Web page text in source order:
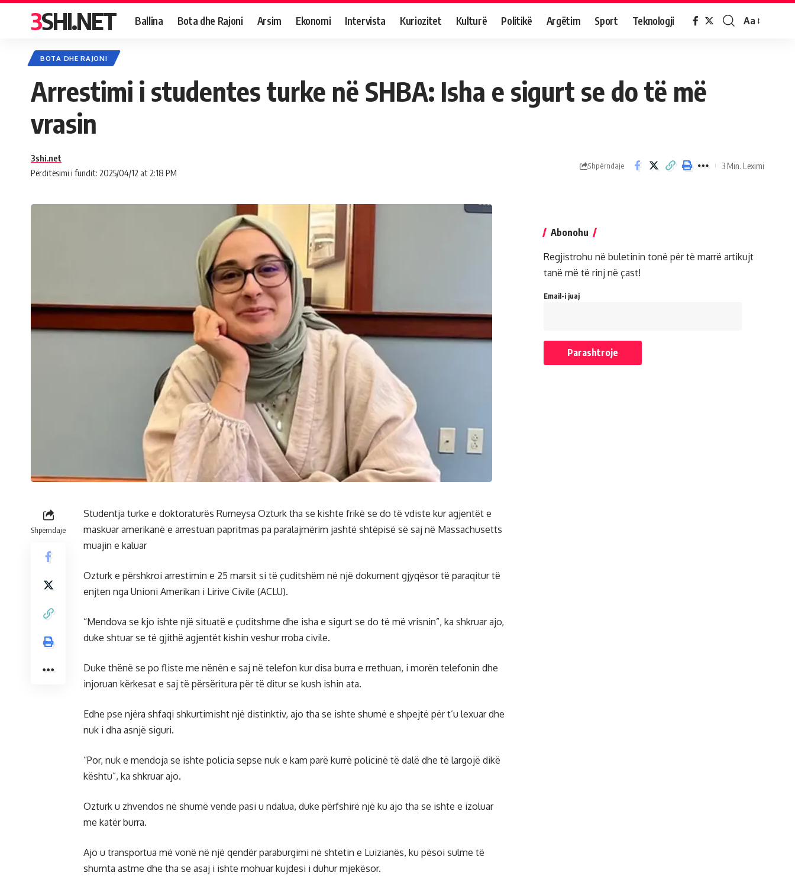
3SHI.NET Ballina Bota dhe Rajoni Arsim Ekonomi Intervista Kuriozitet Kulturë Politikë Argëtim Sport Teknologji Aa
BOTA DHE RAJONI
Arrestimi i studentes turke në SHBA: Isha e sigurt se do të më
vrasin
Përditësimi i fundit: 2025/04/12 at 2:18 PM
3shi.net
Shpërndaje 3 Min. Leximi
Shpërndaje
Studentja turke e doktoraturës Rumeysa Ozturk tha se kishte frikë se do të vdiste kur agjentët e
maskuar amerikanë e arrestuan papritmas pa paralajmërim jashtë shtëpisë së saj në Massachusetts
muajin e kaluar
Ozturk e përshkroi arrestimin e 25 marsit si të çuditshëm në një dokument gjyqësor të paraqitur të
enjten nga Unioni Amerikan i Lirive Civile (ACLU).
“Mendova se kjo ishte një situatë e çuditshme dhe isha e sigurt se do të më vrisnin”, ka shkruar ajo,
duke shtuar se të gjithë agjentët kishin veshur rroba civile.
Duke thënë se po fliste me nënën e saj në telefon kur disa burra e rrethuan, i morën telefonin dhe
injoruan kërkesat e saj të përsëritura për të ditur se kush ishin ata.
Edhe pse njëra shfaqi shkurtimisht një distinktiv, ajo tha se ishte shumë e shpejtë për t’u lexuar dhe
nuk i dha asnjë siguri.
“Por, nuk e mendoja se ishte policia sepse nuk e kam parë kurrë policinë të dalë dhe të largojë dikë
kështu”, ka shkruar ajo.
Ozturk u zhvendos në shumë vende pasi u ndalua, duke përfshirë një ku ajo tha se ishte e izoluar
me katër burra.
Ajo u transportua më vonë në një qendër paraburgimi në shtetin e Luizianës, ku pësoi sulme të
shumta astme dhe tha se asaj i ishte mohuar kujdesi i duhur mjekësor.
Abonohu
Regjistrohu në buletinin tonë për të marrë artikujt
tanë më të rinj në çast!
Email-i juaj